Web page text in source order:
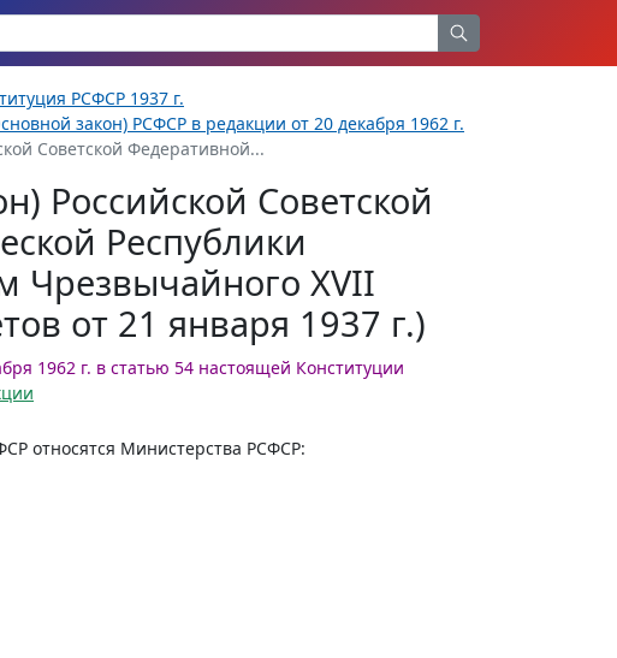
РСФСР 1937 г.
закон) РСФСР в редакции от 20 декабря 1962 г.
Советской Федеративной...
Российской Советской
Республики
Чрезвычайного XVII
от 21 января 1937 г.)
1962 г. в статью 54 настоящей Конституции
относятся Министерства РСФСР: